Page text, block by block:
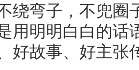
绕弯子，不兜圈
用明明白白的话
好故事、好主张